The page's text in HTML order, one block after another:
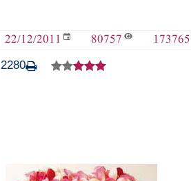
173765
80757
22/12/2011
2280